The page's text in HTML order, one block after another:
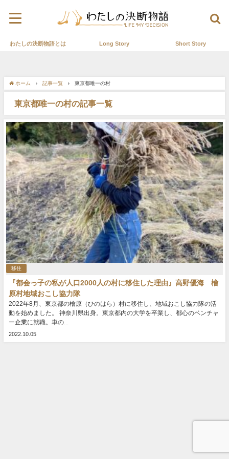
わたしの決断物語とは Long Story Short Story
ホーム 記事一覧 東京都唯一の村
東京都唯一の村の記事一覧
移住
『都会っ子の私が人口2000人の村に移住した理由』高野優海 檜
原村地域おこし協力隊
2022年8月、東京都の檜原（ひのはら）村に移住し、地域おこし協力隊の活
動を始めました。 神奈川県出身。東京都内の大学を卒業し、都心のベンチャ
ー企業に就職。車の...
2022.10.05